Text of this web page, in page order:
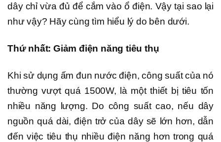
dây chỉ vừa đủ để cắm vào ổ điện. Vậy tại sao lại
như vậy? Hãy cùng tìm hiểu lý do bên dưới.
Thứ nhất: Giảm điện năng tiêu thụ
Khi sử dụng ấm đun nước điện, công suất của nó
thường vượt quá 1500W, là một thiết bị tiêu tốn
nhiều năng lượng. Do công suất cao, nếu dây
nguồn quá dài, điện trở của dây sẽ lớn hơn, dẫn
đến việc tiêu thụ nhiều điện năng hơn trong quá